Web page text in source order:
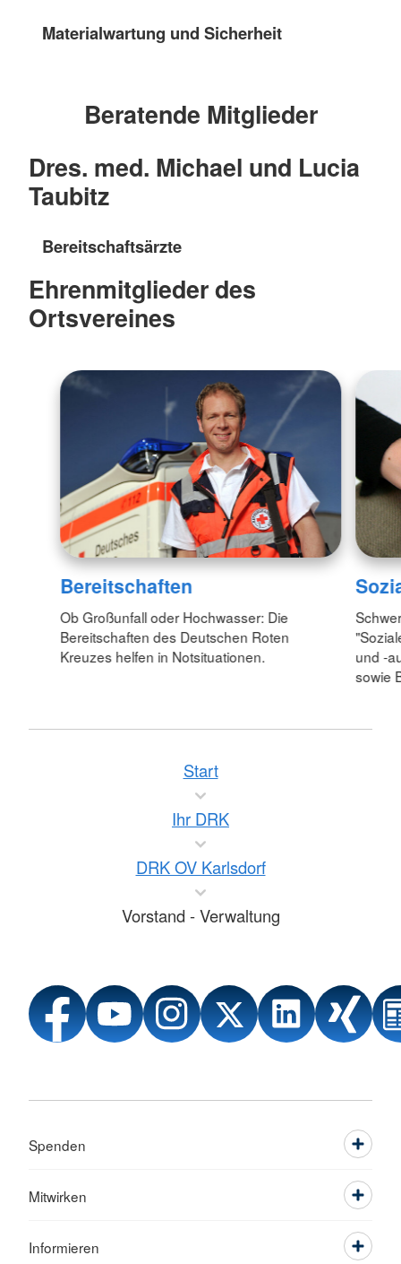
Materialwartung und Sicherheit
Beratende Mitglieder
Dres. med. Michael und Lucia
Taubitz
Bereitschaftsärzte
Ehrenmitglieder des
Ortsvereines
Bereitschaften
Ob Großunfall oder Hochwasser: Die
Bereitschaften des Deutschen Roten
Kreuzes helfen in Notsituationen.
und -
sowie
Start
Ihr DRK
DRK OV Karlsdorf
Vorstand - Verwaltung
Spenden
Mitwirken
Informieren